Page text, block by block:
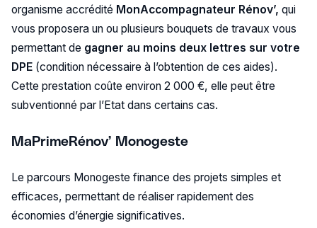
organisme accrédité MonAccompagnateur Rénov’, qui
vous proposera un ou plusieurs bouquets de travaux vous
permettant de gagner au moins deux lettres sur votre
DPE(condition nécessaire à l’obtention de ces aides).
Cette prestation coûte environ 2 000 €, elle peut être
subventionné par l’Etat dans certains cas.
MaPrimeRénov’ Monogeste
Le parcours Monogeste finance des projets simples et
efficaces, permettant de réaliser rapidement des
économies d’énergie significatives.